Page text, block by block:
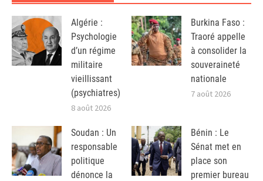
Algérie :
Psychologie
d’un régime
militaire
vieillissant
(psychiatres)
8 août 2026
Burkina Faso :
Traoré appelle
à consolider la
souveraineté
nationale
7 août 2026
Soudan : Un
responsable
politique
dénonce la
Bénin : Le
Sénat met en
place son
premier bureau